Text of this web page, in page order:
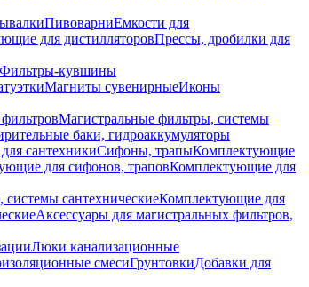
ПивоварниЕмкости для
для дистилляторовПрессы, дробилки для
Фильтры-кувшины
Магниты сувенирныеИконы
Магистральные фильтры, системы
баки, гидроаккумуляторы
сантехникиСифоны, трапыКомплектующие
для сифонов, траповКомплектующие для
сантехническиеКомплектующие для
Аксессуары для магистральных фильтров,
Люки канализационные
смесиГрунтовкиДобавки для